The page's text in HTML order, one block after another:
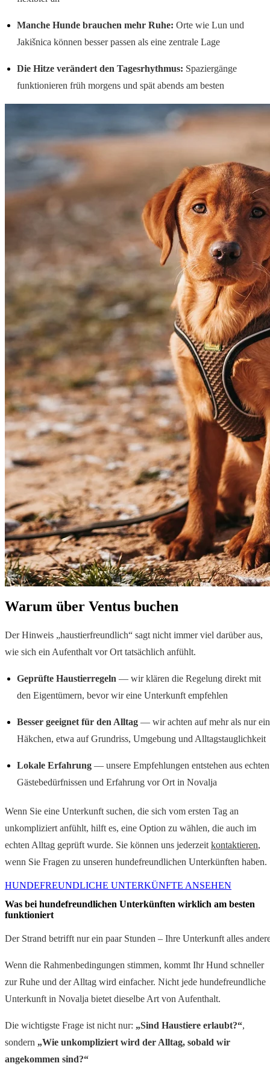
Manche Hunde brauchen mehr Ruhe: Orte wie Lun und
Jakišnica können besser passen als eine zentrale Lage
Die Hitze verändert den Tagesrhythmus: Spaziergänge
funktionieren früh morgens und spät abends am besten
Warum über Ventus buchen
Der Hinweis „haustierfreundlich“ sagt nicht immer viel darüber aus,
wie sich ein Aufenthalt vor Ort tatsächlich anfühlt.
Geprüfte Haustierregeln — wir klären die Regelung direkt mit
den Eigentümern, bevor wir eine Unterkunft empfehlen
Besser geeignet für den Alltag — wir achten auf mehr als nur ein
Häkchen, etwa auf Grundriss, Umgebung und Alltagstauglichkeit
Lokale Erfahrung — unsere Empfehlungen entstehen aus echten
Gästebedürfnissen und Erfahrung vor Ort in Novalja
Wenn Sie eine Unterkunft suchen, die sich vom ersten Tag an
unkompliziert anfühlt, hilft es, eine Option zu wählen, die auch im
echten Alltag geprüft wurde. Sie können uns jederzeit kontaktieren,
wenn Sie Fragen zu unseren hundefreundlichen Unterkünften haben.
HUNDEFREUNDLICHE UNTERKÜNFTE ANSEHEN
Was bei hundefreundlichen Unterkünften wirklich am besten
funktioniert
Der Strand betrifft nur ein paar Stunden – Ihre Unterkunft alles
Wenn die Rahmenbedingungen stimmen, kommt Ihr Hund schneller
zur Ruhe und der Alltag wird einfacher. Nicht jede hundefreundliche
Unterkunft in Novalja bietet dieselbe Art von Aufenthalt.
Die wichtigste Frage ist nicht nur: „Sind Haustiere erlaubt?“,
sondern „Wie unkompliziert wird der Alltag, sobald wir
angekommen sind?“